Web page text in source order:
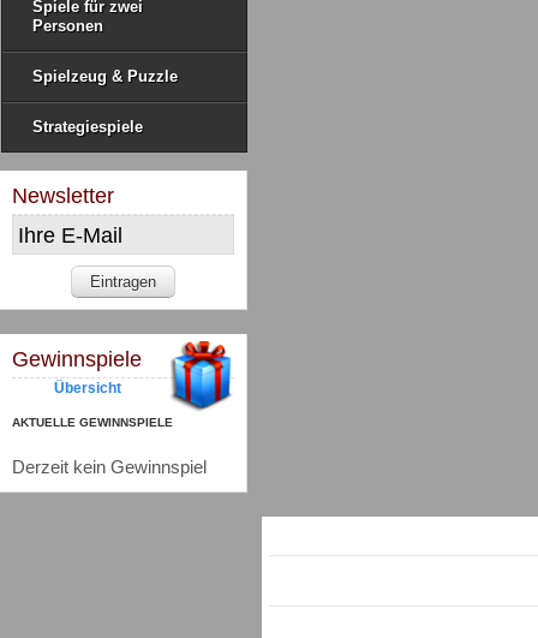
Spiele für zwei
Personen
Spielzeug & Puzzle
Strategiespiele
Newsletter
Gewinnspiele
Übersicht
AKTUELLE GEWINNSPIELE
Derzeit kein Gewinnspiel